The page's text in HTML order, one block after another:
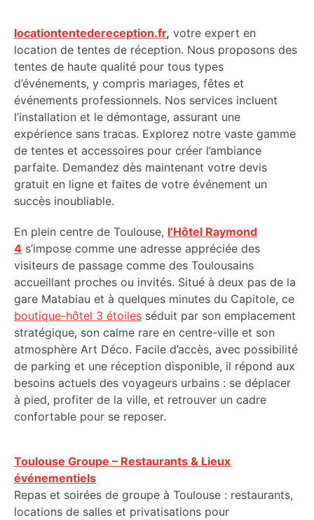
locationtentedereception.fr, votre expert en
location de tentes de réception. Nous proposons des
tentes de haute qualité pour tous types
d’événements, y compris mariages, fêtes et
événements professionnels. Nos services incluent
l’installation et le démontage, assurant une
expérience sans tracas. Explorez notre vaste gamme
de tentes et accessoires pour créer l’ambiance
parfaite. Demandez dès maintenant votre devis
gratuit en ligne et faites de votre événement un
succès inoubliable.
En plein centre de Toulouse, l’Hôtel Raymond
4 s’impose comme une adresse appréciée des
visiteurs de passage comme des Toulousains
accueillant proches ou invités. Situé à deux pas de la
gare Matabiau et à quelques minutes du Capitole, ce
boutique-hôtel 3 étoiles séduit par son emplacement
stratégique, son calme rare en centre-ville et son
atmosphère Art Déco. Facile d’accès, avec possibilité
de parking et une réception disponible, il répond aux
besoins actuels des voyageurs urbains : se déplacer
à pied, profiter de la ville, et retrouver un cadre
confortable pour se reposer.
Toulouse Groupe – Restaurants & Lieux
événementiels
Repas et soirées de groupe à Toulouse : restaurants,
locations de salles et privatisations pour